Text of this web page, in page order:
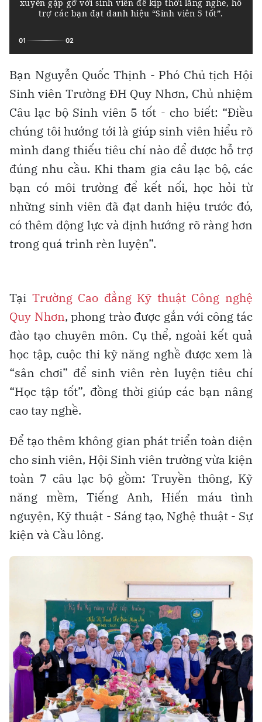
Bạn Nguyễn Quốc Thịnh - Phó Chủ tịch Hội
Sinh viên Trường ĐH Quy Nhơn, Chủ nhiệm
Câu lạc bộ Sinh viên 5 tốt - cho biết: “Điều
chúng tôi hướng tới là giúp sinh viên hiểu rõ
mình đang thiếu tiêu chí nào để được hỗ trợ
đúng nhu cầu. Khi tham gia câu lạc bộ, các
bạn có môi trường để kết nối, học hỏi từ
những sinh viên đã đạt danh hiệu trước đó,
có thêm động lực và định hướng rõ ràng hơn
trong quá trình rèn luyện”.
Tại Trường Cao đẳng Kỹ thuật Công nghệ
Quy Nhơn, phong trào được gắn với công tác
đào tạo chuyên môn. Cụ thể, ngoài kết quả
học tập, cuộc thi kỹ năng nghề được xem là
“sân chơi” để sinh viên rèn luyện tiêu chí
“Học tập tốt”, đồng thời giúp các bạn nâng
cao tay nghề.
Để tạo thêm không gian phát triển toàn diện
cho sinh viên, Hội Sinh viên trường vừa kiện
toàn 7 câu lạc bộ gồm: Truyền thông, Kỹ
năng mềm, Tiếng Anh, Hiến máu tình
nguyện, Kỹ thuật - Sáng tạo, Nghệ thuật - Sự
kiện và Cầu lông.